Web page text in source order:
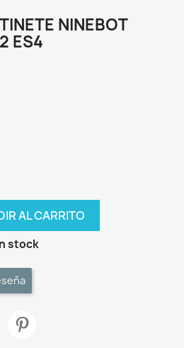
NINEBOT
ES4
AL CARRITO
stock